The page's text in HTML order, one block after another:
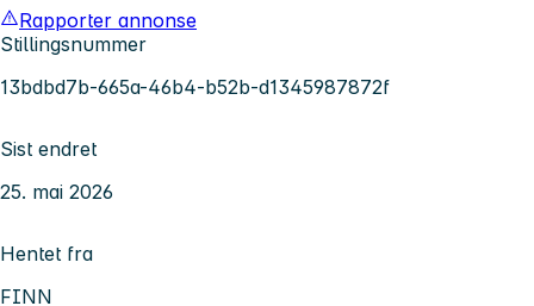
Rapporter annonse
Stillingsnummer
13bdbd7b-665a-46b4-b52b-d1345987872f
Sist endret
25. mai 2026
Hentet fra
FINN